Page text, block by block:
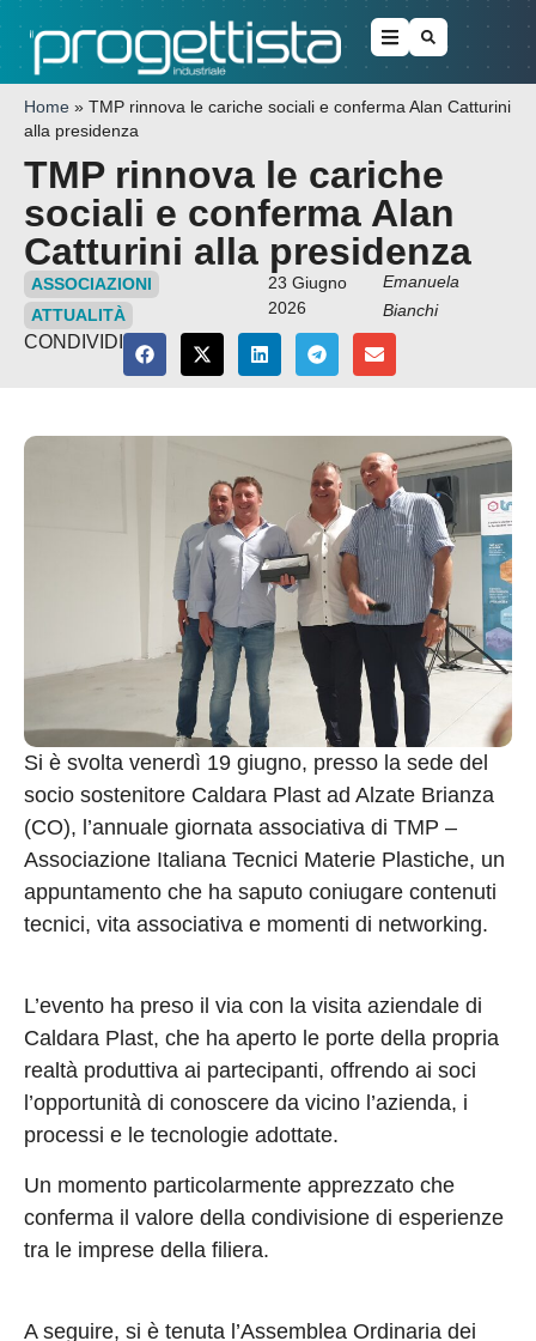
Home » TMP rinnova le cariche sociali e conferma Alan Catturini
alla presidenza
TMP rinnova le cariche
sociali e conferma Alan
Catturini alla presidenza
ASSOCIAZIONI
ATTUALITÀ
23 Giugno
2026
Emanuela
Bianchi
CONDIVIDI
Si è svolta venerdì 19 giugno, presso la sede del
socio sostenitore Caldara Plast ad Alzate Brianza
(CO), l’annuale giornata associativa di TMP –
Associazione Italiana Tecnici Materie Plastiche, un
appuntamento che ha saputo coniugare contenuti
tecnici, vita associativa e momenti di networking.
L’evento ha preso il via con la visita aziendale di
Caldara Plast, che ha aperto le porte della propria
realtà produttiva ai partecipanti, offrendo ai soci
l’opportunità di conoscere da vicino l’azienda, i
processi e le tecnologie adottate.
Un momento particolarmente apprezzato che
conferma il valore della condivisione di esperienze
tra le imprese della filiera.
A seguire, si è tenuta l’Assemblea Ordinaria dei